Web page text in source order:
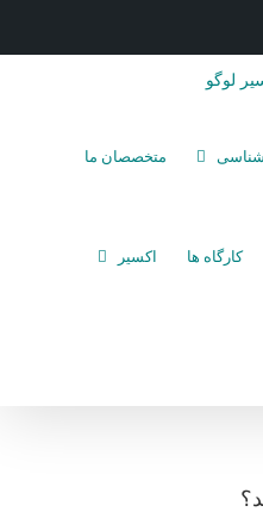
متخصصان ما
کارگاه ها اکسیر